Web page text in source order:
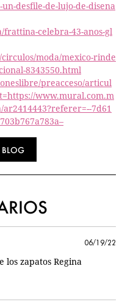
desfile-de-lujo-de-disena
celebra-43-anos-gl
moda/mexico-rinde
8343550.html
preacceso/articul
www.mural.com.m
7d61
BLOG
los zapatos Regina
06/19/22